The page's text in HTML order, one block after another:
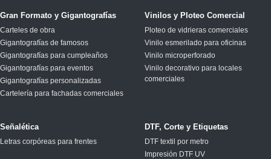
Gran Formato y Gigantografías
Carteles de obra
Gigantografías de famosos
Gigantografías para cumpleaños
Gigantografías para eventos
Gigantografías personalizadas
Cartelería para fachadas comerciales
Vinilos y Ploteo Comercial
Ploteo de vidrieras comerciales
Vinilo esmerilado para oficinas
Vinilo microperforado
Vinilo decorativo para locales
comerciales
Señalética
Letras corpóreas para frentes
DTF, Corte y Etiquetas
DTF textil por metro
Impresión DTF UV